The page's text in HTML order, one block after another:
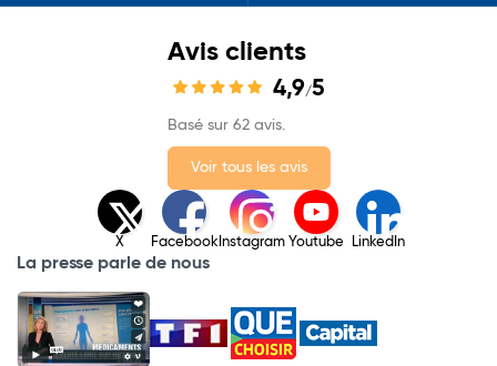
Avis clients
4,9/5
Basé sur 62 avis.
Voir tous les avis
X Facebook Instagram Youtube LinkedIn
La presse parle de nous